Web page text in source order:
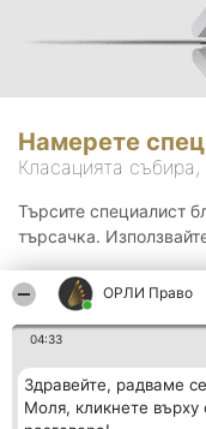
ОРЛИ Право
04:33
Здравейте, радваме
Моля, кликнете върху
Намерете
Класацията
Търсите специалист
търсачка.